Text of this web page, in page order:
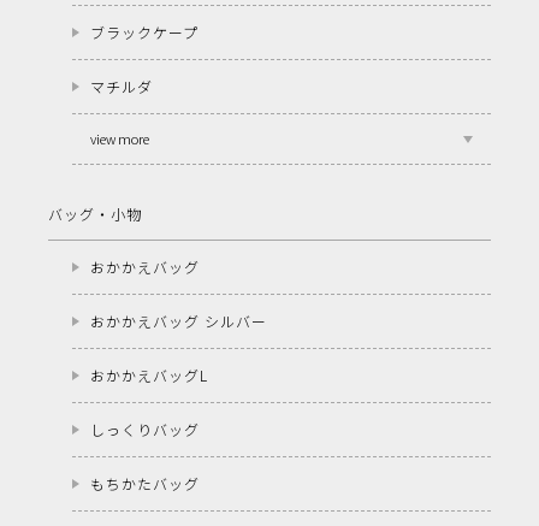
ブラックケープ
マチルダ
view more
バッグ・小物
おかかえバッグ
おかかえバッグ シルバー
おかかえバッグL
しっくりバッグ
もちかたバッグ